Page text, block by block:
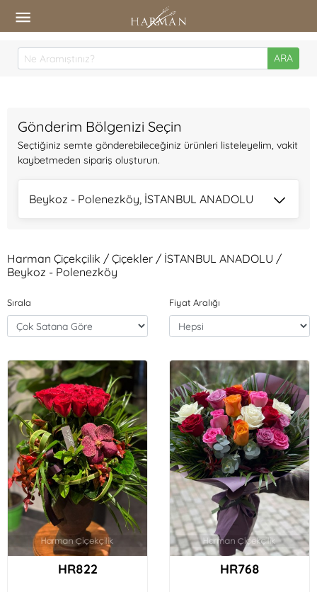
ARA
Gönderim Bölgenizi Seçin
Seçtiğiniz semte gönderebileceğiniz ürünleri listeleyelim, vakit
kaybetmeden sipariş oluşturun.
Beykoz - Polenezköy, İSTANBUL ANADOLU
Harman Çiçekçilik / Çiçekler / İSTANBUL ANADOLU /
Beykoz - Polenezköy
Sırala Fiyat Aralığı
HR822 HR768